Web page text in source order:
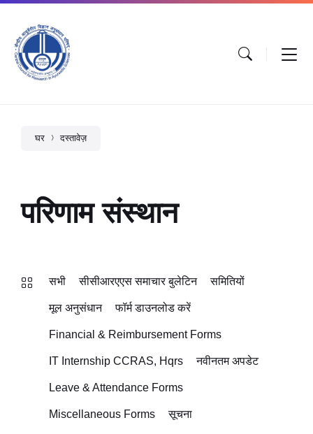
घर दस्तावेज़
परिणाम संस्थान
सभी सीसीआरएएस समाचार बुलेटिन समितियों
मूल अनुसंधान फॉर्म डाउनलोड करें
Financial & Reimbursement Forms
IT Internship CCRAS, Hqrs नवीनतम अपडेट
Leave & Attendance Forms
Miscellaneous Forms सूचना